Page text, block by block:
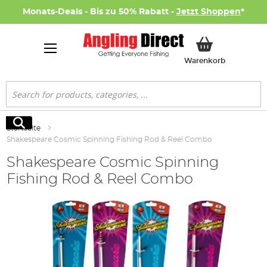
Monats-Deals - Bis zu 50% Rabatt - Jetzt Shoppen*
WarenkorbMein
Suche
Suche
Startseite
Shakespeare Cosmic Spinning Fishing Rod & Reel Combo
Shakespeare Cosmic Spinning
Fishing Rod & Reel Combo